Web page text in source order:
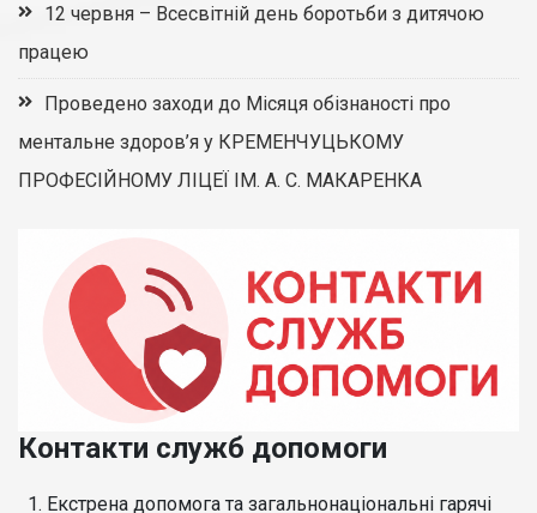
12 червня – Всесвітній день боротьби з дитячою
працею
Проведено заходи до Місяця обізнаності про
ментальне здоров’я у КРЕМЕНЧУЦЬКОМУ
ПРОФЕСІЙНОМУ ЛІЦЕЇ ІМ. А. С. МАКАРЕНКА
Контакти служб допомоги
1. Екстрена допомога та загальнонаціональні гарячі